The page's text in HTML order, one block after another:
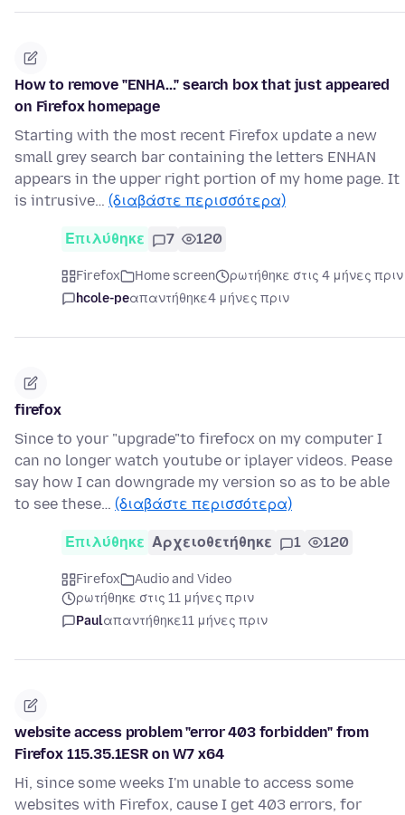
How to remove "ENHA..." search box that just appeared
on Firefox homepage
Starting with the most recent Firefox update a new
small grey search bar containing the letters ENHAN
appears in the upper right portion of my home page. It
is intrusive… (διαβάστε περισσότερα)
Επιλύθηκε 7 120
Firefox Home screen
ρωτήθηκε στις 4 μήνες πριν
hcole-peαπαντήθηκε4 μήνες πριν
firefox
Since to your "upgrade"to firefocx on my computer I
can no longer watch youtube or iplayer videos. Pease
say how I can downgrade my version so as to be able
to see these… (διαβάστε περισσότερα)
Επιλύθηκε Αρχειοθετήθηκε 1 120
Firefox
Audio and Video
ρωτήθηκε στις 11 μήνες πριν
Paulαπαντήθηκε11 μήνες πριν
website access problem "error 403 forbidden" from
Firefox 115.35.1ESR on W7 x64
Hi, since some weeks I'm unable to access some
websites with Firefox, cause I get 403 errors, for